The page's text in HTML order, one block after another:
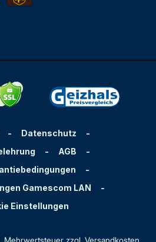
- Datenschutz
-
- AGB
-
-
Gamescom LAN
-
Einstellungen